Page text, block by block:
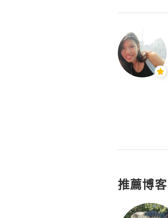
推薦博客